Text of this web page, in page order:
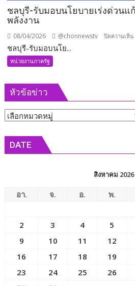
ชลบุรี-รับมอบนโยบายเร่งด่วนแ
พลังงาน
08/04/2026 @chonnewstv ปิดความเห็น
ชลบุรี-รับมอบนโย...
หน่วยงานภาครัฐ
หัวข้อข่าว
หัวข้อ
DATE
สิงหาคม 2026
อา. จ. อ. พ.
2
3 4 5
9
10 11 12
16
17 18 19
23
24 25 26